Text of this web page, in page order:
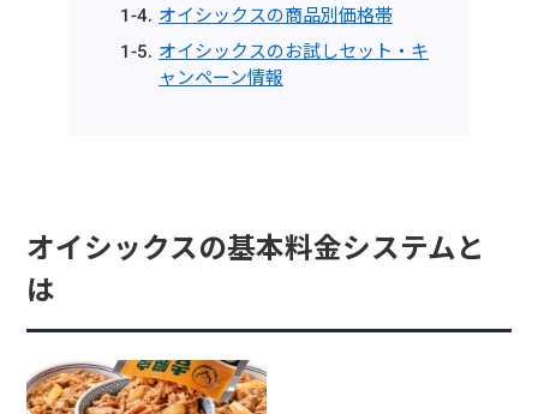
オイシックスの商品別価格帯
オイシックスのお試しセット・キ
ャンペーン情報
オイシックスの基本料金システムと
は